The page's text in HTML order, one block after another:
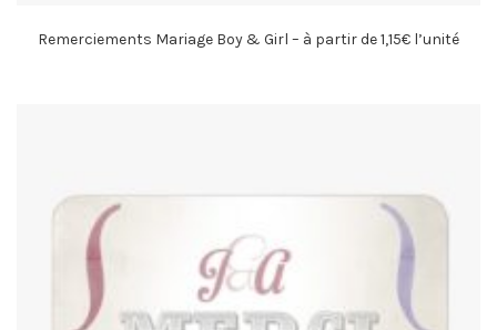
Remerciements Mariage Boy & Girl – à partir de 1,15€ l’unité